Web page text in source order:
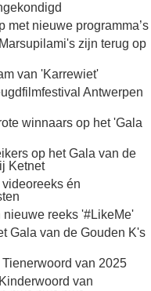
met nieuwe programma’s
zijn terug op
van 'Karrewiet'
Antwerpen
winnaars op het 'Gala
op het Gala van de
Ketnet
én
nieuwe reeks '#LikeMe'
Gala van de Gouden K's
van 2025
van